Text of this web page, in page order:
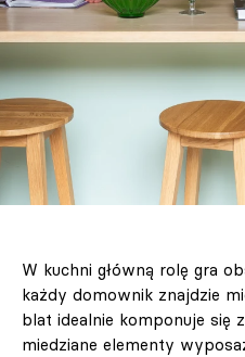
W kuchni główną rolę gra
każdy domownik znajdzie
blat idealnie komponuje się
miedziane elementy